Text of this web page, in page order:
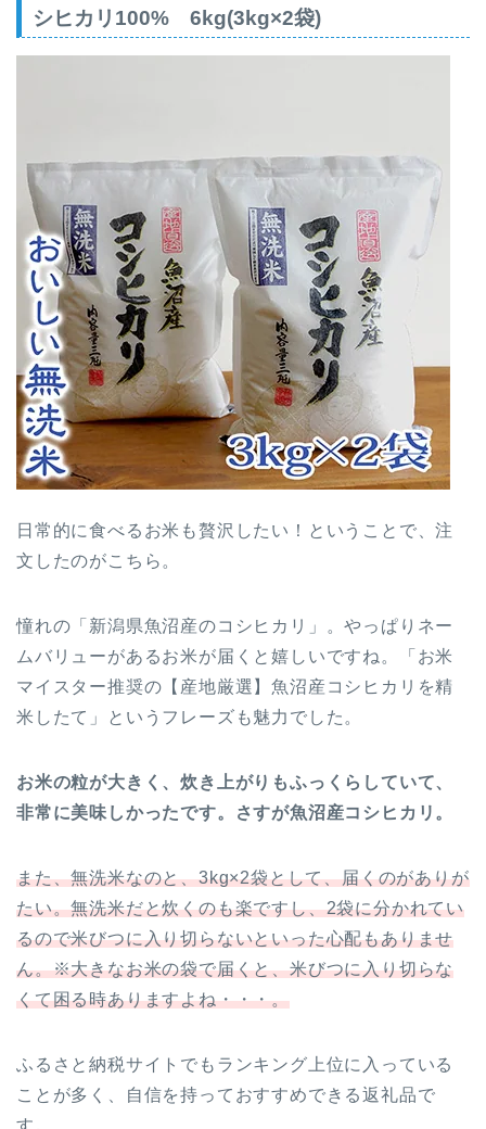
シヒカリ100% 6kg(3kg×2袋)
日常的に食べるお米も贅沢したい！ということで、注
文したのがこちら。
憧れの「新潟県魚沼産のコシヒカリ」。やっぱりネー
ムバリューがあるお米が届くと嬉しいですね。「お米
マイスター推奨の【産地厳選】魚沼産コシヒカリを精
米したて」というフレーズも魅力でした。
お米の粒が大きく、炊き上がりもふっくらしていて、
非常に美味しかったです。さすが魚沼産コシヒカリ。
また、無洗米なのと、3kg×2袋として、届くのがありが
たい。無洗米だと炊くのも楽ですし、2袋に分かれてい
るので米びつに入り切らないといった心配もありませ
ん。※大きなお米の袋で届くと、米びつに入り切らな
くて困る時ありますよね・・・。
ふるさと納税サイトでもランキング上位に入っている
ことが多く、自信を持っておすすめできる返礼品で